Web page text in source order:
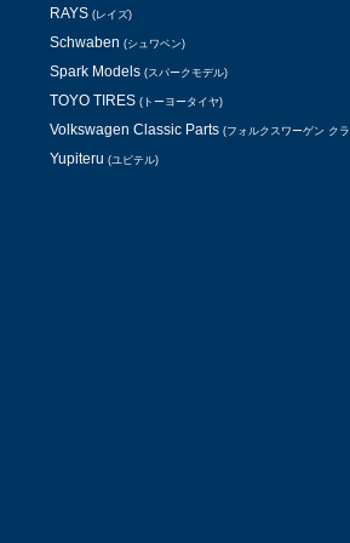
RAYS (レイズ)
Schwaben (シュワベン)
Spark Models (スパークモデル)
TOYO TIRES (トーヨータイヤ)
Volkswagen Classic Parts (フォルクスワーゲン ク
Yupiteru (ユピテル)